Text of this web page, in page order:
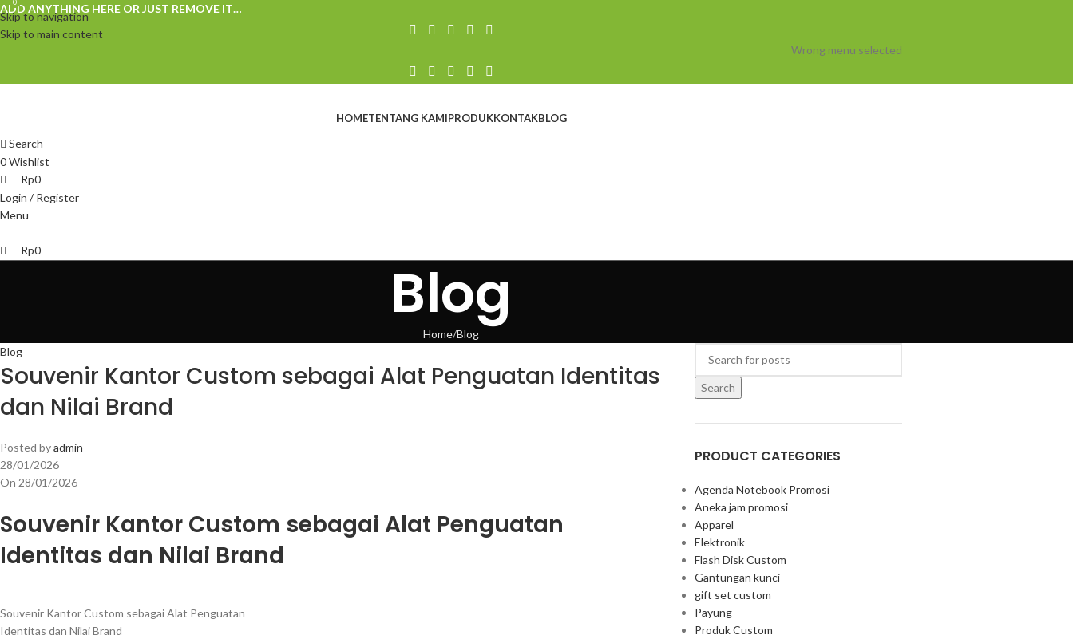
Skip to navigation
Skip to main content
ADD ANYTHING HERE OR JUST REMOVE IT…
Wrong menu selected
HOMETENTANG KAMIPRODUKKONTAKBLOG
Search
0Wishlist
0
Rp0
Login / Register
Menu
0
Rp0
Blog
Home Blog
Blog
Souvenir Kantor Custom sebagai Alat Penguatan Identitas
dan Nilai Brand
Posted byadmin
28/01/2026
On 28/01/2026
Souvenir Kantor Custom sebagai Alat Penguatan
Identitas dan Nilai Brand
Souvenir Kantor Custom sebagai Alat Penguatan
Identitas dan Nilai Brand
Search
PRODUCT CATEGORIES
Agenda Notebook Promosi
Aneka jam promosi
Apparel
Elektronik
Flash Disk Custom
Gantungan kunci
gift set custom
Payung
Produk Custom